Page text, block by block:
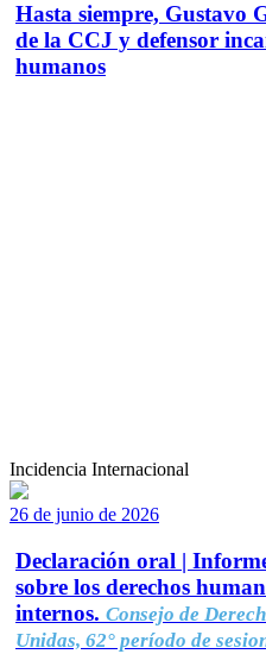
Hasta siempre, Gustavo
de la CCJ y defensor
humanos
Incidencia Internacional
26 de junio de 2026
Declaración oral |
sobre los derechos
internos. Consejo de
Unidas, 62° período de